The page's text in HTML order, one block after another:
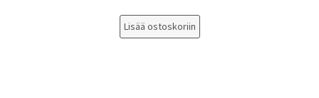
Lisää ostoskoriin